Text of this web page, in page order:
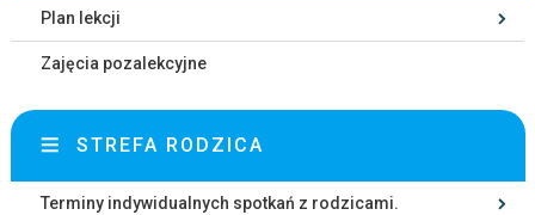
Plan lekcji
Zajęcia pozalekcyjne
STREFA RODZICA
Terminy indywidualnych spotkań z rodzicami.